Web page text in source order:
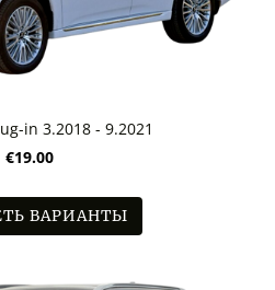
in 3.2018 - 9.2021
€19.00
ВАРИАНТЫ